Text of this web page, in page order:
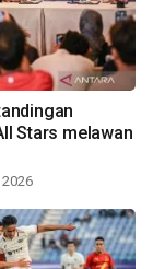
Stars melawan